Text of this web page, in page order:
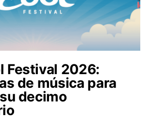
Festival 2026:
de música para
decimo